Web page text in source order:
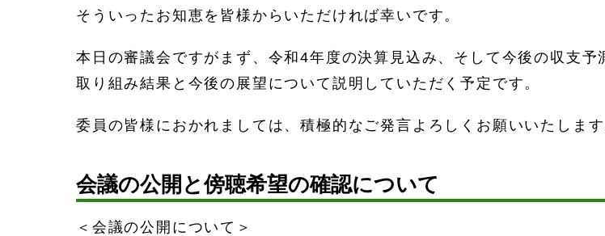
そういったお知恵を皆様からいただければ幸いです。
本日の審議会ですがまず、令和4年度の決算見込み、そして今後の収支
取り組み結果と今後の展望について説明していただく予定です。
委員の皆様におかれましては、積極的なご発言よろしくお願いいたします
会議の公開と傍聴希望の確認について
＜会議の公開について＞